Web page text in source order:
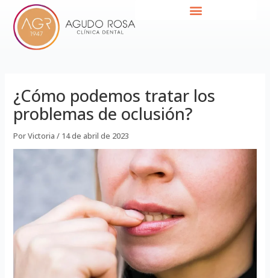
contenido
¿Cómo podemos tratar los
problemas de oclusión?
PorVictoria/ 14 de abril de 2023
Navegación
de
entradas